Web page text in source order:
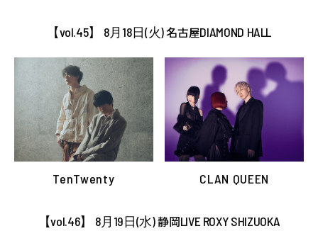
【vol.45】 8月18日(火)名古屋DIAMOND HALL
TenTwenty CLAN QUEEN
【vol.46】 8月19日(水)静岡LIVE ROXY SHIZUOKA